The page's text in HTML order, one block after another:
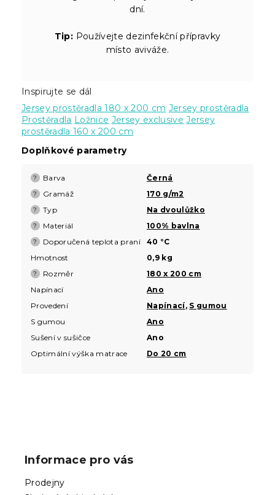
dní.
Tip: Používejte dezinfekční přípravky
místo aviváže.
Inspirujte se dál
Jersey prostěradla 180 x 200 cm Jersey prostěradla
Prostěradla Ložnice Jersey exclusive Jersey
prostěradla 160 x 200 cm
Doplňkové parametry
? Barva Černá
? Gramáž 170 g/m2
? Typ Na dvoulůžko
? Materiál 100% bavlna
? Doporučená teplota praní
40 °C
Hmotnost
0,9 kg
? Rozměr
180 x 200 cm
Napínací
Ano
Provedení
Napínací, S gumou
S gumou
Ano
Sušení v sušičce
Ano
Optimální výška matrace
Do 20 cm
Informace pro vás
Prodejny